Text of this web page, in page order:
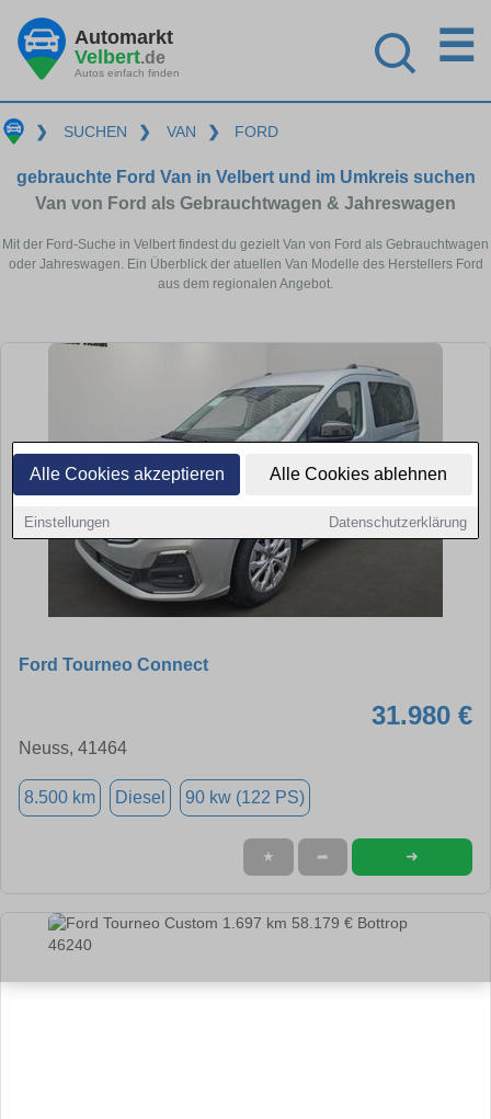
Alle Cookies akzeptieren Alle Cookies ablehnen
Einstellungen Datenschutzerklärung
Automarkt
Velbert.de
Autos einfach finden
☰
❯ SUCHEN ❯ VAN ❯ FORD
gebrauchte Ford Van in Velbert und im Umkreis suchen
Van von Ford als Gebrauchtwagen & Jahreswagen
Mit der Ford-Suche in Velbert findest du gezielt Van von Ford als Gebrauchtwagen
oder Jahreswagen. Ein Überblick der atuellen Van Modelle des Herstellers Ford
aus dem regionalen Angebot.
Ford Tourneo Connect
31.980 €
Neuss, 41464
8.500 km Diesel 90 kw (122 PS)
★ ➦ ➜